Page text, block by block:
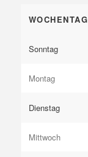
WOCHENTAG
Sonntag
Montag
Dienstag
Mittwoch